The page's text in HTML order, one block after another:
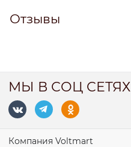
Отзывы
МЫ В СОЦ СЕТЯХ
Компания Voltmart